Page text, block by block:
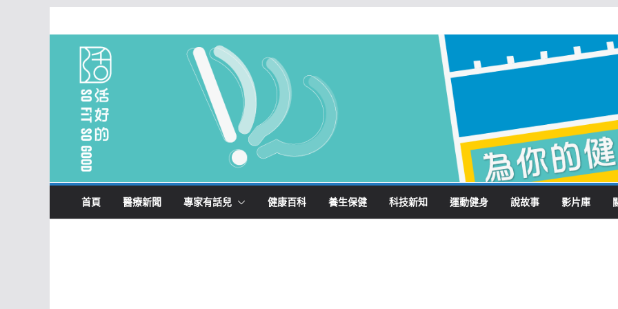
content
首頁 醫療新聞 專家有話兒 健康百科 養生保健 科技新知 運動健身 說故事 影片庫